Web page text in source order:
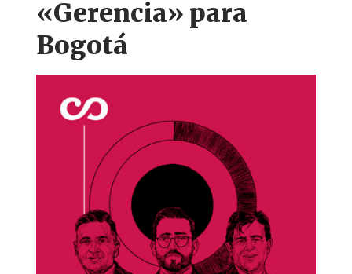
«Gerencia» para
Bogotá